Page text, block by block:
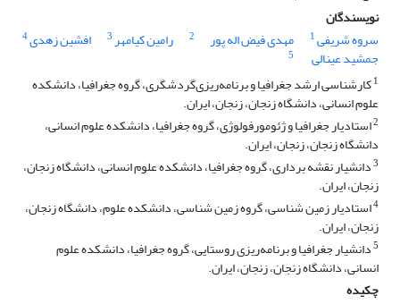
نویسندگان
سروه شریفی1 مهدی فیض اله پور 2 رامین کیامهر3 افشین زهدی4
جمشید عینالی
5
1کارشناسی ارشد جغرافیا و برنامه‌ریزی‌گردشگری، گروه جغرافیا، دانشکده
علوم انسانی، دانشگاه زنجان، زنجان، ایران.
2استادیار جغرافیا و ژئومورفولوژی، گروه جغرافیا، دانشکده علوم انسانی،
دانشگاه زنجان، زنجان، ایران.
3دانشیار نقشه برداری، گروه جغرافیا، دانشکده علوم انسانی، دانشگاه زنجان،
زنجان، ایران.
4استادیار زمین شناسی، گروه زمین شناسی، دانشکده علوم، دانشگاه زنجان،
زنجان، ایران.
5دانشیار جغرافیا و برنامه‌ریزی روستایی، گروه جغرافیا، دانشکده علوم
انسانی، دانشگاه زنجان، زنجان، ایران.
چکیده